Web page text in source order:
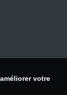
votre